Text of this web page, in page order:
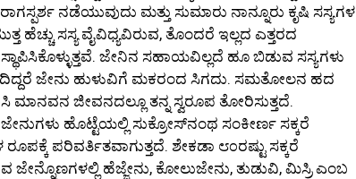
ನಡೆಯುವುದು ಮತ್ತು ಸುಮಾರು ನಾನ್ನೂರು ಕೃಷಿ ಸಸ್ಯಗಳ
ಹೆಚ್ಚು ಸಸ್ಯ ವೈವಿಧ್ಯವಿರುವ, ತೊಂದರೆ ಇಲ್ಲದ ಎತ್ತರದ
ಜೇನಿನ ಸಹಾಯವಿಲ್ಲದೆ ಹೂ ಬಿಡುವ ಸಸ್ಯಗಳು
ಜೇನು ಹುಳುವಿಗೆ ಮಕರಂದ ಸಿಗದು. ಸಮತೋಲನ ಹದ
ಮಾನವನ ಜೀವನದಲ್ಲೂ ತನ್ನ ಸ್ವರೂಪ ತೋರಿಸುತ್ತದೆ.
ಹೊಟ್ಟೆಯಲ್ಲಿ ಸುಕ್ರೋಸ್‌ನಂಥ ಸಂಕೀರ್ಣ ಸಕ್ಕರೆ
ಪರಿವರ್ತಿತವಾಗುತ್ತದೆ. ಶೇಕಡಾ ೮೦ರಷ್ಟು ಸಕ್ಕರೆ
ಜೇನ್ನೊಣಗಳಲ್ಲಿ ಹೆಜ್ಜೇನು, ಕೋಲುಜೇನು, ತುಡುವಿ, ಮಿಸ್ರಿ ಎಂಬ